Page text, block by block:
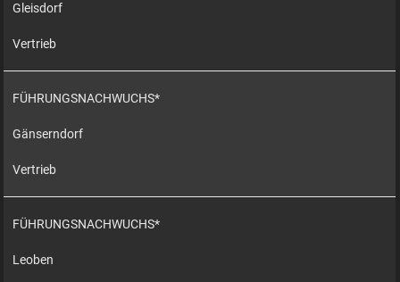
Gleisdorf
Vertrieb
FÜHRUNGSNACHWUCHS*
Gänserndorf
Vertrieb
FÜHRUNGSNACHWUCHS*
Leoben